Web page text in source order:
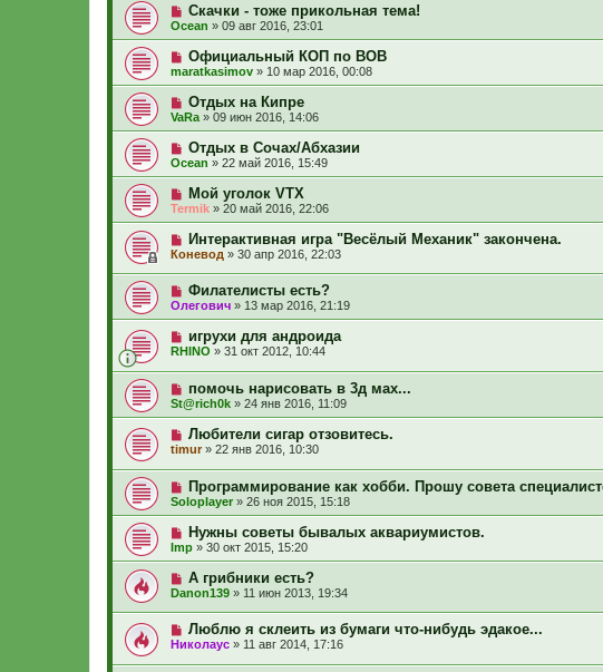
Скачки - тоже прикольная тема!
Ocean » 09 авг 2016, 23:01
Официальный КОП по ВОВ
maratkasimov » 10 мар 2016, 00:08
Отдых на Кипре
VaRa » 09 июн 2016, 14:06
Отдых в Сочах/Абхазии
Ocean » 22 май 2016, 15:49
Мой уголок VTX
Termik » 20 май 2016, 22:06
Интерактивная игра "Весёлый Механик" закончена.
Коневод » 30 апр 2016, 22:03
Филателисты есть?
Олегович » 13 мар 2016, 21:19
игрухи для андроида
RHINO » 31 окт 2012, 10:44
помочь нарисовать в 3д мах...
St@rich0k » 24 янв 2016, 11:09
Любители сигар отзовитесь.
timur» 22 янв 2016, 10:30
Программирование как хобби. Прошу совета
Soloplayer » 26 ноя 2015, 15:18
Нужны советы бывалых аквариумистов.
Imp » 30 окт 2015, 15:20
А грибники есть?
Danon139 » 11 июн 2013, 19:34
Люблю я склеить из бумаги что-нибудь эдакое...
Николаус » 11 авг 2014, 17:16